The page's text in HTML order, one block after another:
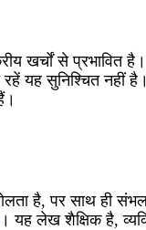
खर्चों से प्रभावित
यह सुनिश्चित नहीं
है, पर साथ
। यह लेख शैक्षिक है,